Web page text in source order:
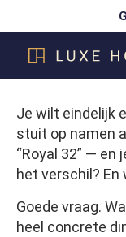
Je wilt eindelijk
stuit op namen
“Royal 32” — en
het verschil?
Goede vraag.
heel concrete